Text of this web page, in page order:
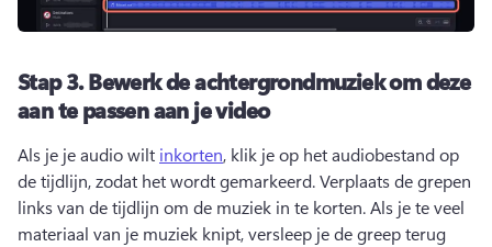
Stap 3.Bewerk de achtergrondmuziek om deze
aan te passen aan je video
Als je je audio wilt inkorten, klik je op het audiobestand op
de tijdlijn, zodat het wordt gemarkeerd. Verplaats de grepen
links van de tijdlijn om de muziek in te korten. Als je te veel
materiaal van je muziek knipt, versleep je de greep terug